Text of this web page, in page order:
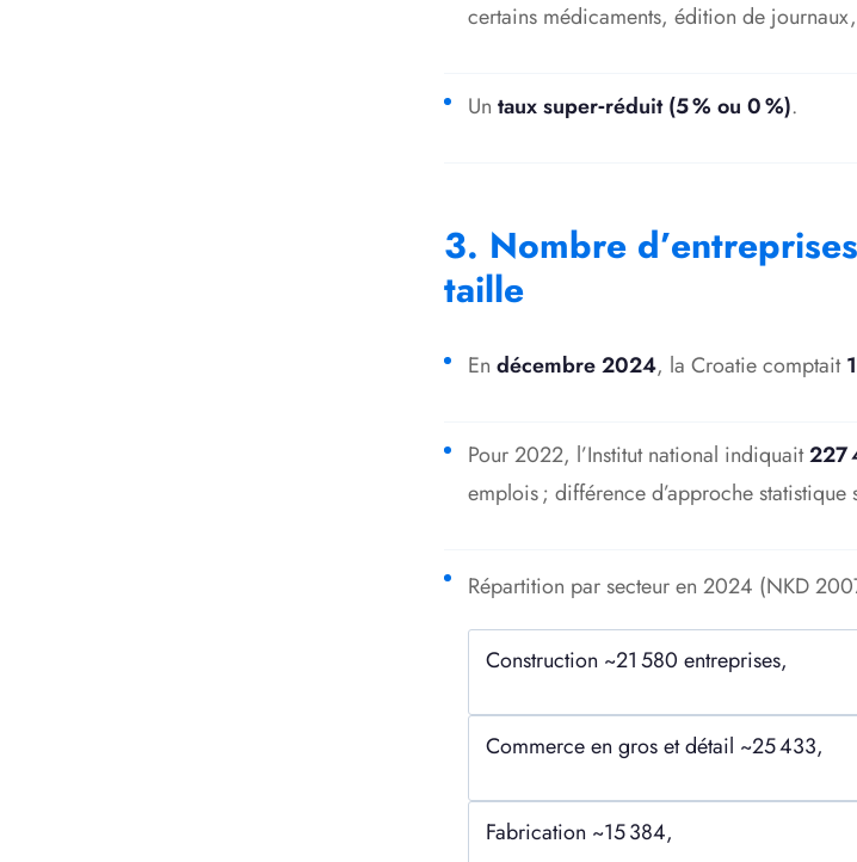
certains médicaments, édition de
Un taux super‑réduit (5 % ou 0 %).
3. Nombre
taille
En décembre 2024, la Croatie comptait
Pour 2022, l’Institut national indiquait227
emplois ; différence d’approche statistique
Répartition par secteur en 2024 (NKD
Construction ~21 580 entreprises,
Commerce en gros et détail ~25 433,
Fabrication ~15 384,